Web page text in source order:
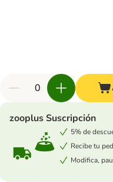
zooplus Suscripción
5% de
Recibe tu
Modifica,